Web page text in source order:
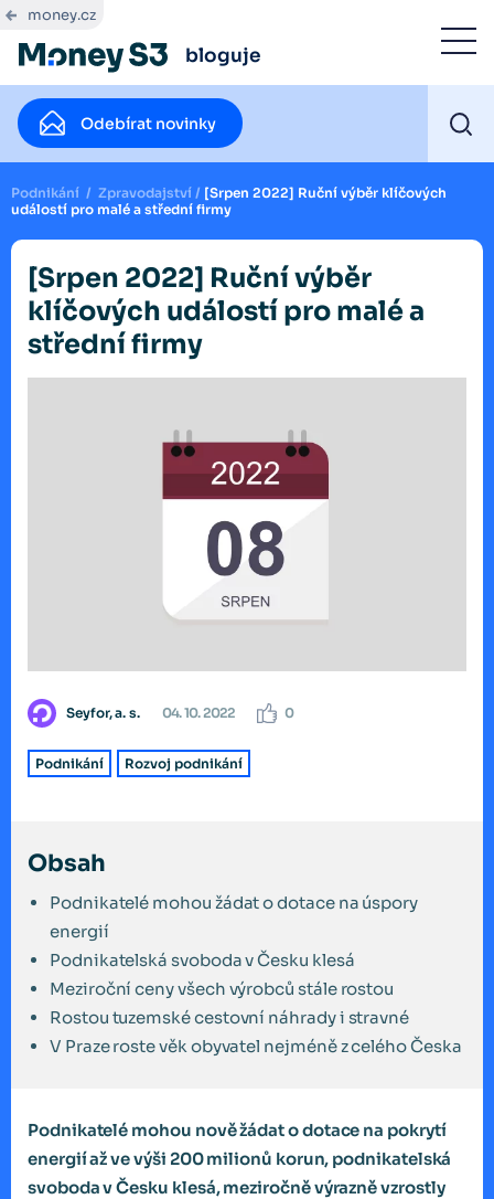
money.cz
bloguje
Odebírat novinky
Podnikání / Zpravodajství / [Srpen 2022] Ruční výběr klíčových
událostí pro malé a střední firmy
[Srpen 2022] Ruční výběr
klíčových událostí pro malé a
střední firmy
Seyfor, a. s. 04. 10. 2022 0
Podnikání Rozvoj podnikání
Obsah
Podnikatelé mohou žádat o dotace na úspory
energií
Podnikatelská svoboda v Česku klesá
Meziroční ceny všech výrobců stále rostou
Rostou tuzemské cestovní náhrady i stravné
V Praze roste věk obyvatel nejméně z celého Česka
Podnikatelé mohou nově žádat o dotace na pokrytí
energií až ve výši 200 milionů korun, podnikatelská
svoboda v Česku klesá, meziročně výrazně vzrostly